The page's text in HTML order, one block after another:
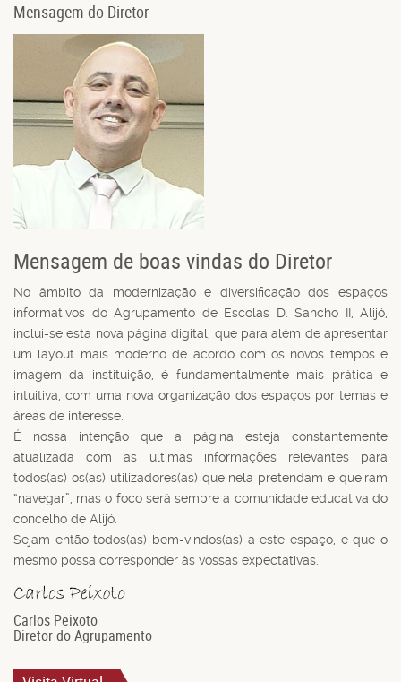
Mensagem do Diretor
Mensagem de boas vindas do Diretor
No âmbito da modernização e diversificação dos espaços
informativos do Agrupamento de Escolas D. Sancho II, Alijó,
inclui-se esta nova página digital, que para além de apresentar
um layout mais moderno de acordo com os novos tempos e
imagem da instituição, é fundamentalmente mais prática e
intuitiva, com uma nova organização dos espaços por temas e
áreas de interesse.
É nossa intenção que a página esteja constantemente
atualizada com as últimas informações relevantes para
todos(as) os(as) utilizadores(as) que nela pretendam e queiram
“navegar”, mas o foco será sempre a comunidade educativa do
concelho de Alijó.
Sejam então todos(as) bem-vindos(as) a este espaço, e que o
mesmo possa corresponder às vossas expectativas.
Carlos Peixoto
Diretor do Agrupamento